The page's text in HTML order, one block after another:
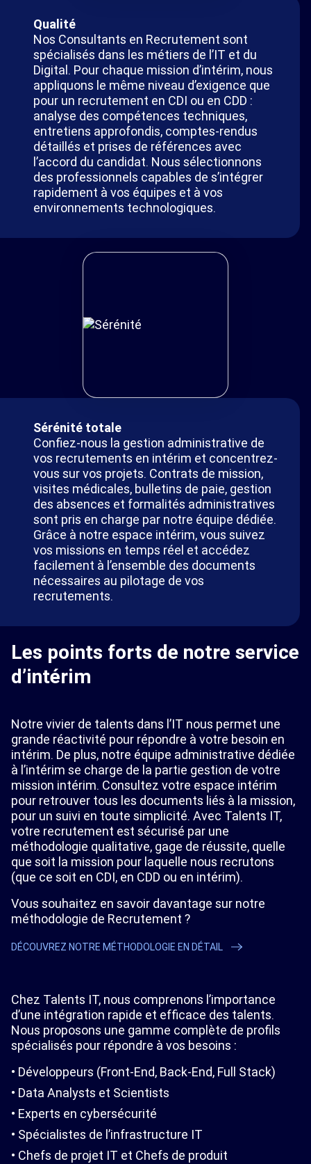
Qualité
Nos Consultants en Recrutement sont
spécialisés dans les métiers de l’IT et du
Digital. Pour chaque mission d’intérim, nous
appliquons le même niveau d’exigence que
pour un recrutement en CDI ou en CDD :
analyse des compétences techniques,
entretiens approfondis, comptes-rendus
détaillés et prises de références avec
l’accord du candidat. Nous sélectionnons
des professionnels capables de s’intégrer
rapidement à vos équipes et à vos
environnements technologiques.
Sérénité totale
Confiez-nous la gestion administrative de
vos recrutements en intérim et concentrez-
vous sur vos projets. Contrats de mission,
visites médicales, bulletins de paie, gestion
des absences et formalités administratives
sont pris en charge par notre équipe dédiée.
Grâce à notre espace intérim, vous suivez
vos missions en temps réel et accédez
facilement à l’ensemble des documents
nécessaires au pilotage de vos
recrutements.
Les points forts de notre service
d’intérim
Notre vivier de talents dans l’IT nous permet une
grande réactivité pour répondre à votre besoin en
intérim. De plus, notre équipe administrative dédiée
à l’intérim se charge de la partie gestion de votre
mission intérim. Consultez votre espace intérim
pour retrouver tous les documents liés à la mission,
pour un suivi en toute simplicité. Avec Talents IT,
votre recrutement est sécurisé par une
méthodologie qualitative, gage de réussite, quelle
que soit la mission pour laquelle nous recrutons
(que ce soit en CDI, en CDD ou en intérim).
Vous souhaitez en savoir davantage sur notre
méthodologie de Recrutement ?
DÉCOUVREZ NOTRE MÉTHODOLOGIE EN DÉTAIL
Chez Talents IT, nous comprenons l’importance
d’une intégration rapide et efficace des talents.
Nous proposons une gamme complète de profils
spécialisés pour répondre à vos besoins :
Développeurs (Front-End, Back-End, Full Stack)
Data Analysts et Scientists
Experts en cybersécurité
Spécialistes de l’infrastructure IT
Chefs de projet IT et Chefs de produit